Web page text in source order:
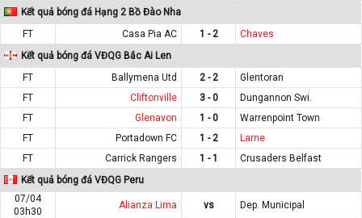
Kết quả bóng đá Hạng 2 Bồ Đào Nha
FT
Casa Pia AC 1 - 2
Chaves
Kết quả bóng đá VĐQG Bắc Ai Len
FT
Ballymena Utd 2 - 2
Glentoran
FT
Cliftonville 3 - 0
Dungannon Swi.
FT
Glenavon 1 - 0
Warrenpoint Town
FT
Portadown FC 1 - 2
Larne
FT
Carrick Rangers 1 - 1
Crusaders Belfast
Kết quả bóng đá VĐQG Peru
07/04
03h30
Alianza Lima vs Dep. Municipal